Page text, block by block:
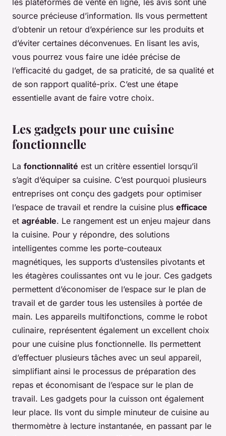
les plateformes de vente en ligne, les avis sont une
source précieuse d’information. Ils vous permettent
d’obtenir un retour d’expérience sur les produits et
d’éviter certaines déconvenues. En lisant les avis,
vous pourrez vous faire une idée précise de
l’efficacité du gadget, de sa praticité, de sa qualité et
de son rapport qualité-prix. C’est une étape
essentielle avant de faire votre choix.
Les gadgets pour une cuisine
fonctionnelle
La fonctionnalité est un critère essentiel lorsqu’il
s’agit d’équiper sa cuisine. C’est pourquoi plusieurs
entreprises ont conçu des gadgets pour optimiser
l’espace de travail et rendre la cuisine plus efficace
et agréable. Le rangement est un enjeu majeur dans
la cuisine. Pour y répondre, des solutions
intelligentes comme les porte-couteaux
magnétiques, les supports d’ustensiles pivotants et
les étagères coulissantes ont vu le jour. Ces gadgets
permettent d’économiser de l’espace sur le plan de
travail et de garder tous les ustensiles à portée de
main. Les appareils multifonctions, comme le robot
culinaire, représentent également un excellent choix
pour une cuisine plus fonctionnelle. Ils permettent
d’effectuer plusieurs tâches avec un seul appareil,
simplifiant ainsi le processus de préparation des
repas et économisant de l’espace sur le plan de
travail. Les gadgets pour la cuisson ont également
leur place. Ils vont du simple minuteur de cuisine au
thermomètre à lecture instantanée, en passant par le